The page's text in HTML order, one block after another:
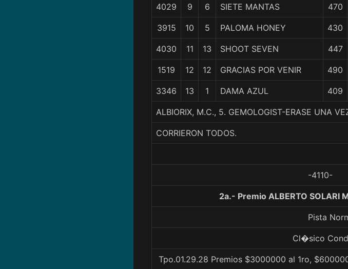
4029 9 6 SIETE MANTAS 470
3915 10 5 PALOMA HONEY 430
4030 11 13 SHOOT SEVEN 447
1519 12 12 GRACIAS POR VENIR 490
3346 13 1 DAMA AZUL 409
ALBIORIX, M.C., 5. GEMOLOGIST-ERASE UNA
CORRIERON TODOS.
-4110-
2a.- Premio ALBERTO SOLARI
Pista
Cl�sico
Tpo.01.29.28 Premios $3000000 al 1ro,